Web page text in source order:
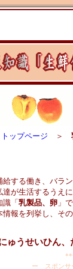
ップページ ＞
する働き、バラ
が生活するうえ
「 乳製品、卵 」
報を列挙し、そ
ゅうせいひん
ー スポンサ